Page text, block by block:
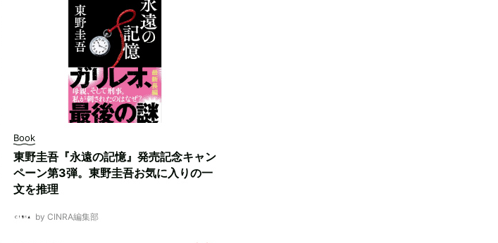
Book
東野圭吾『永遠の記憶』発売記念キャン
ペーン第3弾。東野圭吾お気に入りの一
文を推理
by CINRA編集部